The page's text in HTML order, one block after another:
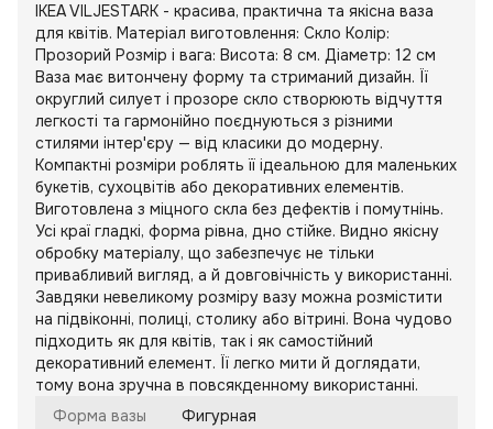
IKEA VILJESTARK - красива, практична та якісна ваза
для квітів. Матеріал виготовлення: Скло Колір:
Прозорий Розмір і вага: Висота: 8 см. Діаметр: 12 см
Ваза має витончену форму та стриманий дизайн. Її
округлий силует і прозоре скло створюють відчуття
легкості та гармонійно поєднуються з різними
стилями інтер'єру — від класики до модерну.
Компактні розміри роблять її ідеальною для маленьких
букетів, сухоцвітів або декоративних елементів.
Виготовлена з міцного скла без дефектів і помутнінь.
Усі краї гладкі, форма рівна, дно стійке. Видно якісну
обробку матеріалу, що забезпечує не тільки
привабливий вигляд, а й довговічність у використанні.
Завдяки невеликому розміру вазу можна розмістити
на підвіконні, полиці, столику або вітрині. Вона чудово
підходить як для квітів, так і як самостійний
декоративний елемент. Її легко мити й доглядати,
тому вона зручна в повсякденному використанні.
Форма вазы
Фигурная